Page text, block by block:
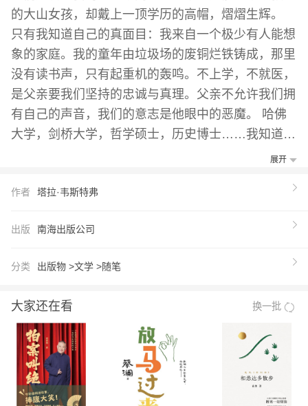
的大山女孩，却戴上一顶学历的高帽，熠熠生辉。
只有我知道自己的真面目：我来自一个极少有人能想
象的家庭。我的童年由垃圾场的废铜烂铁铸成，那里
没有读书声，只有起重机的轰鸣。不上学，不就医，
是父亲要我们坚持的忠诚与真理。父亲不允许我们拥
有自己的声音，我们的意志是他眼中的恶魔。 哈佛
大学，剑桥大学，哲学硕士，历史博士……我知道，
像我这样从垃圾堆里爬出来的无知女孩，能取得如今
我曾怯懦、崩溃、自我怀疑，内心里有什么东西腐烂
是教育给我的新世界，那是我生命的无限可能。
★ 奇迹！一部新人处女作，上市第·一周即登上《纽
1，全美销量破百万册，作者被《时代周刊》评为“年
度影响力人物” ★17岁前从未上过学的女孩，如何成
为剑桥大学博士？我们要背叛多少曾经，才能找到真
正的自我！ ★ 比尔·盖茨年度荐书 No.1 ★ 美国Am
azon年度编辑选书 No.1 ★ Goodreads读者票选超
展开
作者 塔拉·韦斯特弗
出版 南海出版公司
分类 出版物 >文学 >随笔
大家还在看 换一批